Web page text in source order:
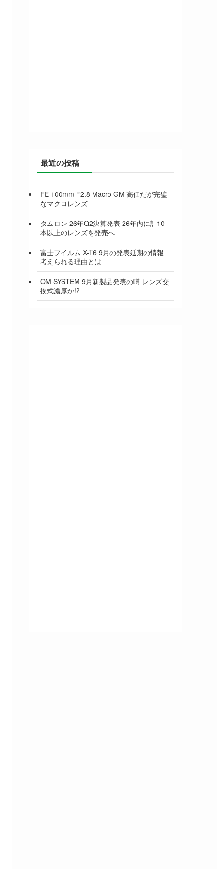
最近の投稿
FE 100mm F2.8 Macro GM 高価だが完璧
なマクロレンズ
タムロン 26年Q2決算発表 26年内に計10
本以上のレンズを発売へ
富士フイルム X-T6 9月の発表延期の情報
考えられる理由とは
OM SYSTEM 9月新製品発表の噂 レンズ交
換式濃厚か!?